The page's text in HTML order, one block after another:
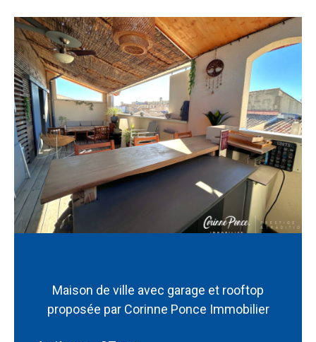
Maison de ville avec garage et rooftop
proposée par Corinne Ponce Immobilier